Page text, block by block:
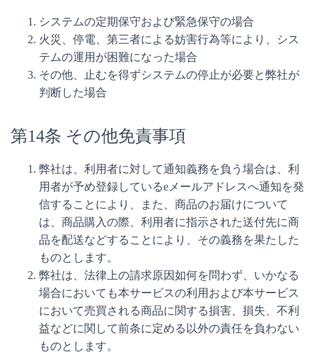
システムの定期保守および緊急保守の場合
火災、停電、第三者による妨害行為等により、シス
テムの運用が困難になった場合
その他、止むを得ずシステムの停止が必要と弊社が
判断した場合
第14条 その他免責事項
弊社は、利用者に対して通知義務を負う場合は、利
用者が予め登録しているeメールアドレスへ通知を発
信することにより、また、商品のお届けについて
は、商品購入の際、利用者に指示された送付先に商
品を配送などすることにより、その義務を果たした
ものとします。
弊社は、法律上の請求原因如何を問わず、いかなる
場合においても本サービスの利用および本サービス
において売買される商品に関する損害、損失、不利
益などに関して前条に定める以外の責任を負わない
ものとします。